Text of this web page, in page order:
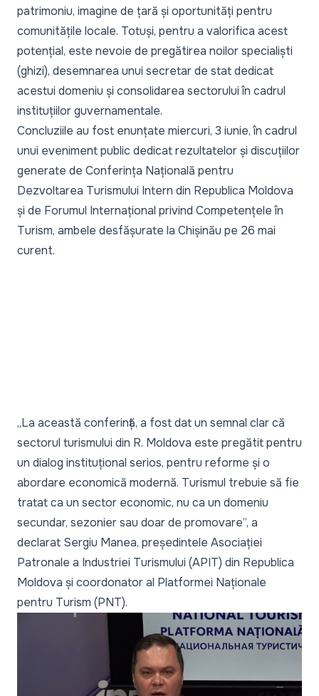
patrimoniu, imagine de țară și oportunități pentru
comunitățile locale. Totuși, pentru a valorifica acest
potențial, este nevoie de pregătirea noilor specialiști
(ghizi), desemnarea unui secretar de stat dedicat
acestui domeniu și consolidarea sectorului în cadrul
instituțiilor guvernamentale.
Concluziile au fost enunțate miercuri, 3 iunie, în cadrul
unui eveniment public dedicat rezultatelor și discuțiilor
generate de Conferința Națională pentru
Dezvoltarea Turismului Intern din Republica Moldova
și de Forumul Internațional privind Competențele în
Turism, ambele desfășurate la Chișinău pe 26 mai
curent.
„La această conferință, a fost dat un semnal clar că
sectorul turismului din R. Moldova este pregătit pentru
un dialog instituțional serios, pentru reforme și o
abordare economică modernă. Turismul trebuie să fie
tratat ca un sector economic, nu ca un domeniu
secundar, sezonier sau doar de promovare”, a
declarat Sergiu Manea, președintele Asociației
Patronale a Industriei Turismului (APIT) din Republica
Moldova și coordonator al Platformei Naționale
pentru Turism (PNT).